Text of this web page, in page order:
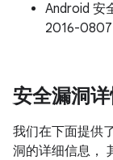
Android 安
2016-0807
安全漏洞
我们在下面提供
洞的详细信息，